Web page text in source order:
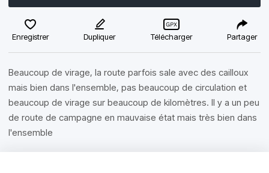
Enregistrer Dupliquer Télécharger Partager
Beaucoup de virage, la route parfois sale avec des cailloux
mais bien dans l'ensemble, pas beaucoup de circulation et
beaucoup de virage sur beaucoup de kilomètres. Il y a un peu
de route de campagne en mauvaise état mais très bien dans
l'ensemble